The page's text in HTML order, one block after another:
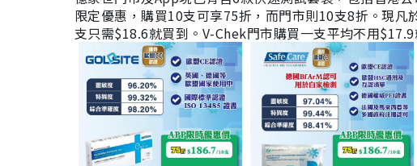
限定優惠，購買10支可享75折，而門市則10支8折。現
支只需$18.6就買到。V-Chek門市購買一支平均不用